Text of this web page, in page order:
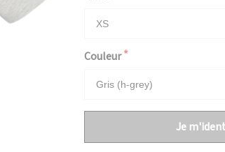
Couleur
Je